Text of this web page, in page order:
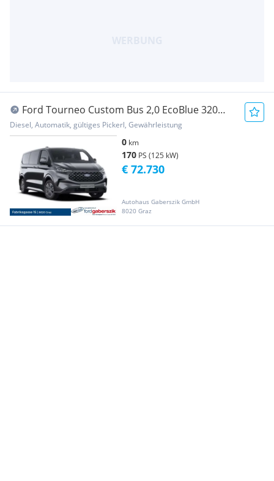
Ford Tourneo Custom Bus 2,0 EcoBlue 320
L2H1 AWD Tit...
Diesel, Automatik, gültiges Pickerl, Gewährleistung
0 km
170 PS (125 kW)
Autohaus Gaberszik GmbH
8020 Graz
€ 72.730